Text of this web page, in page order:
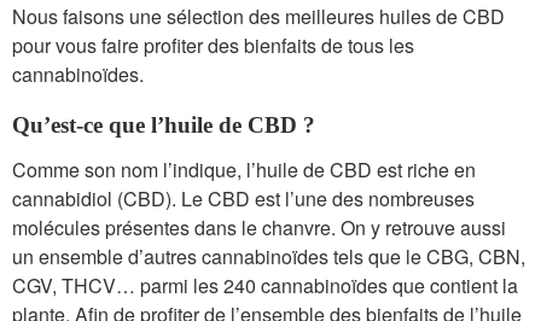
Nous faisons une sélection des meilleures huiles de CBD
pour vous faire profiter des bienfaits de tous les
cannabinoïdes.
Qu’est-ce que l’huile de CBD ?
Comme son nom l’indique, l’huile de CBD est riche en
cannabidiol (CBD). Le CBD est l’une des nombreuses
molécules présentes dans le chanvre. On y retrouve aussi
un ensemble d’autres cannabinoïdes tels que le CBG, CBN,
CGV, THCV… parmi les 240 cannabinoïdes que contient la
plante. Afin de profiter de l’ensemble des bienfaits de l’huile